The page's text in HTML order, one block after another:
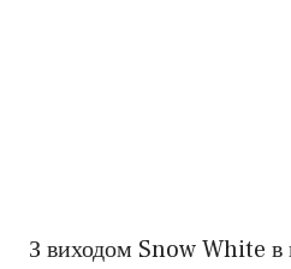
З виходом Snow White в